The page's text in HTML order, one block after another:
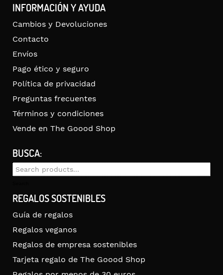
INFORMACIÓN Y AYUDA
Cambios y Devoluciones
Contacto
Envíos
Pago ético y seguro
Política de privacidad
Preguntas frecuentes
Términos y condiciones
Vende en The Goood Shop
BUSCA:
Search
REGALOS SOSTENIBLES
Guía de regalos
Regalos veganos
Regalos de empresa sostenibles
Tarjeta regalo de The Goood Shop